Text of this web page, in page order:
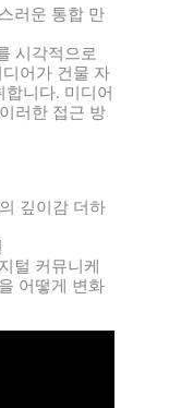
러운 통합 만
시각적으로
어가 건물 자
니다. 미디어
러한 접근 방
깊이감 더하
털 커뮤니케
어떻게 변화